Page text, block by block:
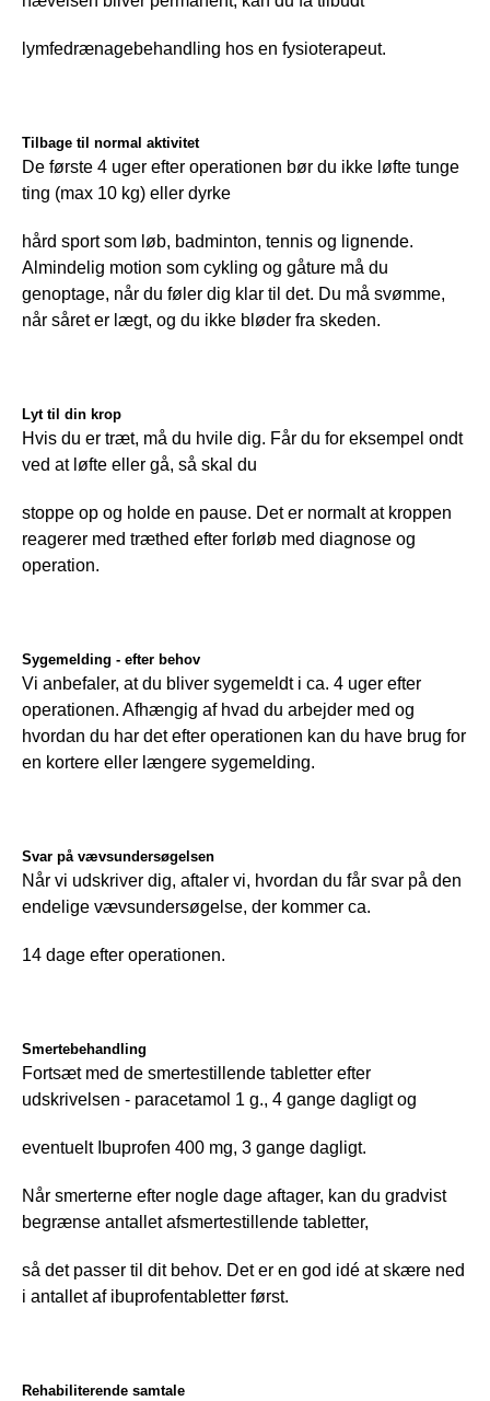
lymfedrænagebehandling hos en fysioterapeut.
Tilbage til normal aktivitet
De første 4 uger efter operationen bør du ikke løfte tunge
ting (max 10 kg) eller dyrke
hård sport som løb, badminton, tennis og lignende.
Almindelig motion som cykling og gåture må du
genoptage, når du føler dig klar til det. Du må svømme,
når såret er lægt, og du ikke bløder fra skeden.
Lyt til din krop
Hvis du er træt, må du hvile dig. Får du for eksempel ondt
ved at løfte eller gå, så skal du
stoppe op og holde en pause. Det er normalt at kroppen
reagerer med træthed efter forløb med diagnose og
operation.
Sygemelding - efter behov
Vi anbefaler, at du bliver sygemeldt i ca. 4 uger efter
operationen. Afhængig af hvad du arbejder med og
hvordan du har det efter operationen kan du have brug for
en kortere eller længere sygemelding.
Svar på vævsundersøgelsen
Når vi udskriver dig, aftaler vi, hvordan du får svar på den
endelige vævsundersøgelse, der kommer ca.
14 dage efter operationen.
Smertebehandling
Fortsæt med de smertestillende tabletter efter
udskrivelsen - paracetamol 1 g., 4 gange dagligt og
eventuelt Ibuprofen 400 mg, 3 gange dagligt.
Når smerterne efter nogle dage aftager, kan du gradvist
begrænse antallet afsmertestillende tabletter,
så det passer til dit behov. Det er en god idé at skære ned
i antallet af ibuprofentabletter først.
Rehabiliterende samtale